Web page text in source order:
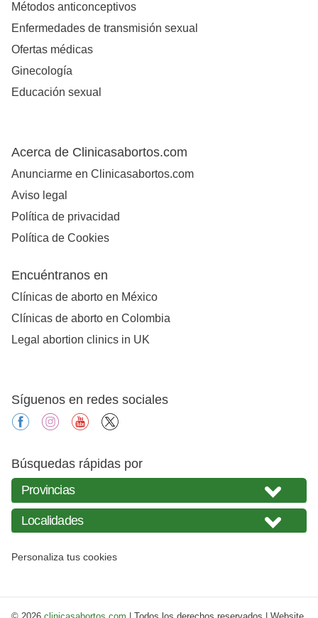
Métodos anticonceptivos
Enfermedades de transmisión sexual
Ofertas médicas
Ginecología
Educación sexual
Acerca de Clinicasabortos.com
Anunciarme en Clinicasabortos.com
Aviso legal
Política de privacidad
Política de Cookies
Encuéntranos en
Clínicas de aborto en México
Clínicas de aborto en Colombia
Legal abortion clinics in UK
Síguenos en redes sociales
facebookinstagramyoutube
Búsquedas rápidas por
Personaliza tus cookies